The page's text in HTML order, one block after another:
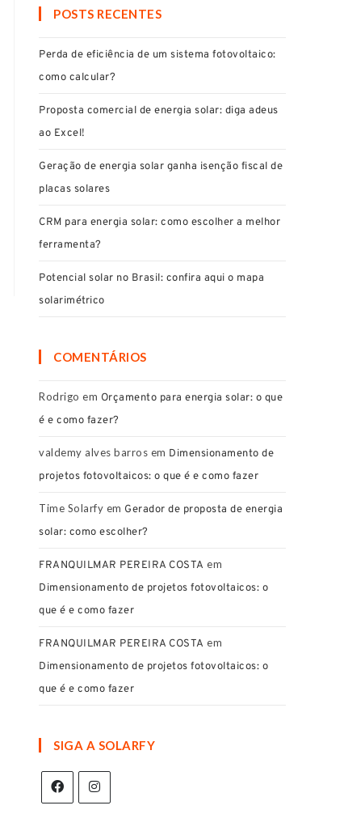
POSTS RECENTES
Perda de eficiência de um sistema fotovoltaico:
como calcular?
Proposta comercial de energia solar: diga adeus
ao Excel!
Geração de energia solar ganha isenção fiscal de
placas solares
CRM para energia solar: como escolher a melhor
ferramenta?
Potencial solar no Brasil: confira aqui o mapa
solarimétrico
COMENTÁRIOS
Rodrigo em Orçamento para energia solar: o que
é e como fazer?
valdemy alves barros em Dimensionamento de
projetos fotovoltaicos: o que é e como fazer
Time Solarfy em Gerador de proposta de energia
solar: como escolher?
FRANQUILMAR PEREIRA COSTA em
Dimensionamento de projetos fotovoltaicos: o
que é e como fazer
FRANQUILMAR PEREIRA COSTA em
Dimensionamento de projetos fotovoltaicos: o
que é e como fazer
SIGA A SOLARFY